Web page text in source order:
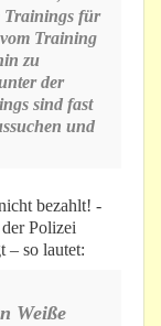
Trainings für
Training
zu
der
sind fast
und
bezahlt! -
Polizei
– so lautet:
Weiße